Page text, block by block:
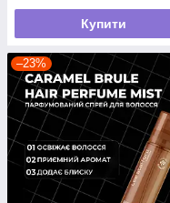
Купити
–23%